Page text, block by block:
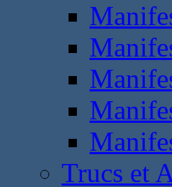
Trucs et